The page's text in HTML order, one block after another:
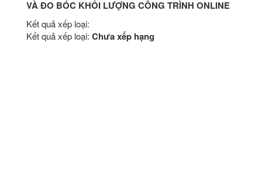
VÀ ĐO BÓC KHỐI LƯỢNG CÔNG TRÌNH ONLINE
Kết quả xếp loại:
Kết quả xếp loại: Chưa xếp hạng